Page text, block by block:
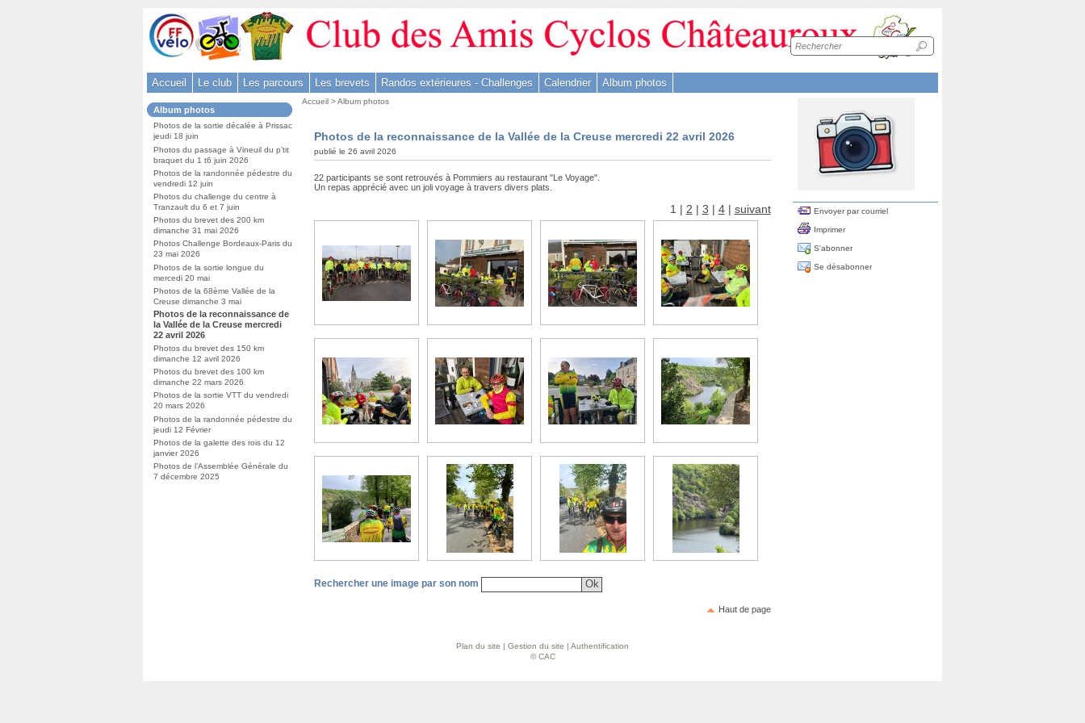
Recherche
sur
site
Accueil Le club Les parcours Les brevets Randos extérieures - Challenges Calendrier Album photos
Dans
la
rubrique
:
Album photos
Photos de la sortie décalée à Prissac
jeudi 18 juin
Photos du passage à Vineuil du p’tit
braquet du 1 t6 juin 2026
Photos de la randonnée pédestre du
vendredi 12 juin
Photos du challenge du centre à
Tranzault du 6 et 7 juin
Photos du brevet des 200 km
dimanche 31 mai 2026
Photos Challenge Bordeaux-Paris du
23 mai 2026
Photos de la sortie longue du
mercedi 20 mai
Photos de la 68ème Vallée de la
Creuse dimanche 3 mai
Photos de la reconnaissance de
la Vallée de la Creuse mercredi
22 avril 2026
Photos du brevet des 150 km
dimanche 12 avril 2026
Photos du brevet des 100 km
dimanche 22 mars 2026
Photos de la sortie VTT du vendredi
20 mars 2026
Photos de la randonnée pédestre du
jeudi 12 Février
Photos de la galette des rois du 12
janvier 2026
Photos de l’Assemblée Générale du
7 décembre 2025
Vous
Accueil >Album photos
Photos de la reconnaissance de la Vallée de la Creuse mercredi 22 avril 2026
publié le 26 avril 2026
22 participants se sont retrouvés à Pommiers au restaurant "Le Voyage".
Un repas apprécié avec un joli voyage à travers divers plats.
1 | 2 | 3 | 4| suivant
Rechercher une image par son nom
Haut de page
Envoyer par courriel
Imprimer
S'abonner
Se désabonner
Plan du site Gestion du site
Authentification
© CAC